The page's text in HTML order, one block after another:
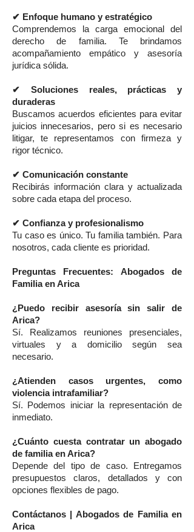
✔ Enfoque humano y estratégico
Comprendemos la carga emocional del
derecho de familia. Te brindamos
acompañamiento empático y asesoría
jurídica sólida.
✔ Soluciones reales, prácticas y
duraderas
Buscamos acuerdos eficientes para evitar
juicios innecesarios, pero si es necesario
litigar, te representamos con firmeza y
rigor técnico.
✔ Comunicación constante
Recibirás información clara y actualizada
sobre cada etapa del proceso.
✔ Confianza y profesionalismo
Tu caso es único. Tu familia también. Para
nosotros, cada cliente es prioridad.
Preguntas Frecuentes: Abogados de
Familia en Arica
¿Puedo recibir asesoría sin salir de
Arica?
Sí. Realizamos reuniones presenciales,
virtuales y a domicilio según sea
necesario.
¿Atienden casos urgentes, como
violencia intrafamiliar?
Sí. Podemos iniciar la representación de
inmediato.
¿Cuánto cuesta contratar un abogado
de familia en Arica?
Depende del tipo de caso. Entregamos
presupuestos claros, detallados y con
opciones flexibles de pago.
Contáctanos | Abogados de Familia en
Arica